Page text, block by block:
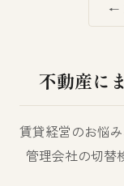
←
不動産に
賃貸経営のお悩
管理会社の切替